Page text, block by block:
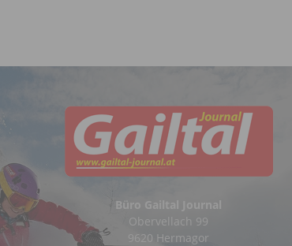
Büro Gailtal Journal
Obervellach 99
9620 Hermagor